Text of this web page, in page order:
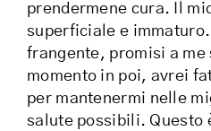
prendermene cura. Il
superficiale e immaturo.
frangente, promisi a me
momento in poi, avrei
per mantenermi nelle
salute possibili. Questo